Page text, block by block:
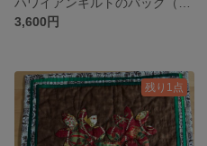
3,600円
残り1点